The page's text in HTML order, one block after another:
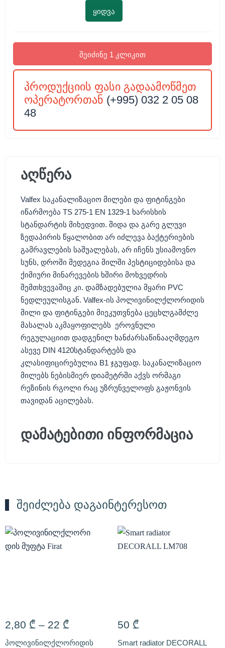
ყიდვა
შეიძინე 1 კლიკით
პროდუქციის ფასი გადაამოწმეთ
ოპერატორთან (+995) 032 2 05 08
48
აღწერა
Valfex საკანალიზაციო მილები და ფიტინგები
იწარმოება TS 275-1 EN 1329-1 ხარისხის
სტანდარტის მიხედვით. შიდა და გარე გლუვი
ზედაპირის წყალობით არ იძლევა ბაქტერიების
გამრავლების საშუალებას, არ იჩენს უსიამოვნო
სუნს, დროში მედეგია მილში პესტიციდებისა და
ქიმიური მინარევების ხშირი მოხვედრის
შემთხვევაშიც კი. დამზადებულია მყარი PVC
ნედლეულისგან. Valfex-ის პოლივინილქლორიდის
მილი და ფიტინგები მიეკუთვნება ცეცხლგამძლე
მასალას აკმაყოფილებს ეროვნული
რეგულაციით დადგენილ ხანძარსაწინააღმდეგო
ასევე DIN 4120სტანდარტებს და
კლასიფიცირებულია B1 ჯგუფად. საკანალიზაციო
მილებს ნებისმიერ დიამეტრში აქვს ორმაგი
რეზინის რგოლი რაც უზრუნველოფს გაჟონვის
თავიდან აცილებას.
დამატებითი ინფორმაცია
შეიძლება დაგაინტერესოთ
2,80 ₾ – 22 ₾
პოლივინილქლორიდის
50 ₾
Smart radiator DECORALL